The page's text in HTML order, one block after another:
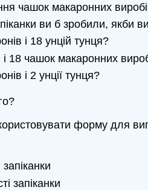
чашок макаронних
ви б зробили, якби
і 18 унцій тунця?
і 18 чашок макаронних
і 2 унції тунця?
форму для
запіканки